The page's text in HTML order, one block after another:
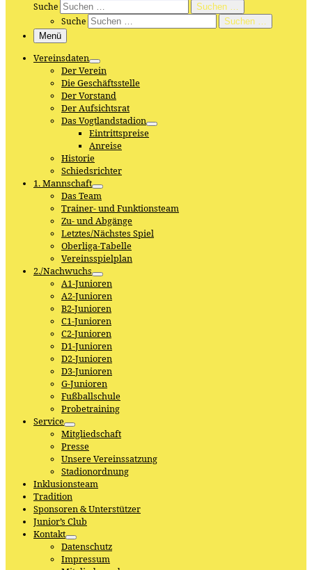
Suche
Suchen …
Suche
Suchen …
Menü
Vereinsdaten
Der Verein
Die Geschäftsstelle
Der Vorstand
Der Aufsichtsrat
Das Vogtlandstadion
Eintrittspreise
Anreise
Historie
Schiedsrichter
1. Mannschaft
Das Team
Trainer- und Funktionsteam
Zu- und Abgänge
Letztes/Nächstes Spiel
Oberliga-Tabelle
Vereinsspielplan
2./Nachwuchs
A1-Junioren
A2-Junioren
B2-Junioren
C1-Junioren
C2-Junioren
D1-Junioren
D2-Junioren
D3-Junioren
G-Junioren
Fußballschule
Probetraining
Service
Mitgliedschaft
Presse
Unsere Vereinssatzung
Stadionordnung
Inklusionsteam
Tradition
Sponsoren & Unterstützer
Junior’s Club
Kontakt
Datenschutz
Impressum